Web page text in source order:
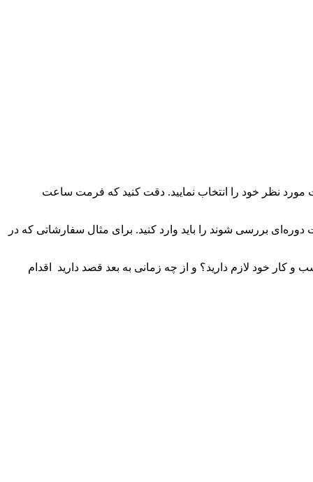
نظر خود را انتخاب نمایید. دقت کنید که فرمت ساعت
بررسی شوند را باید وارد کنید. برای مثال سفارشاتی که در
خود لازم دارید؟ و از چه زمانی به بعد قصد دارید اقدام